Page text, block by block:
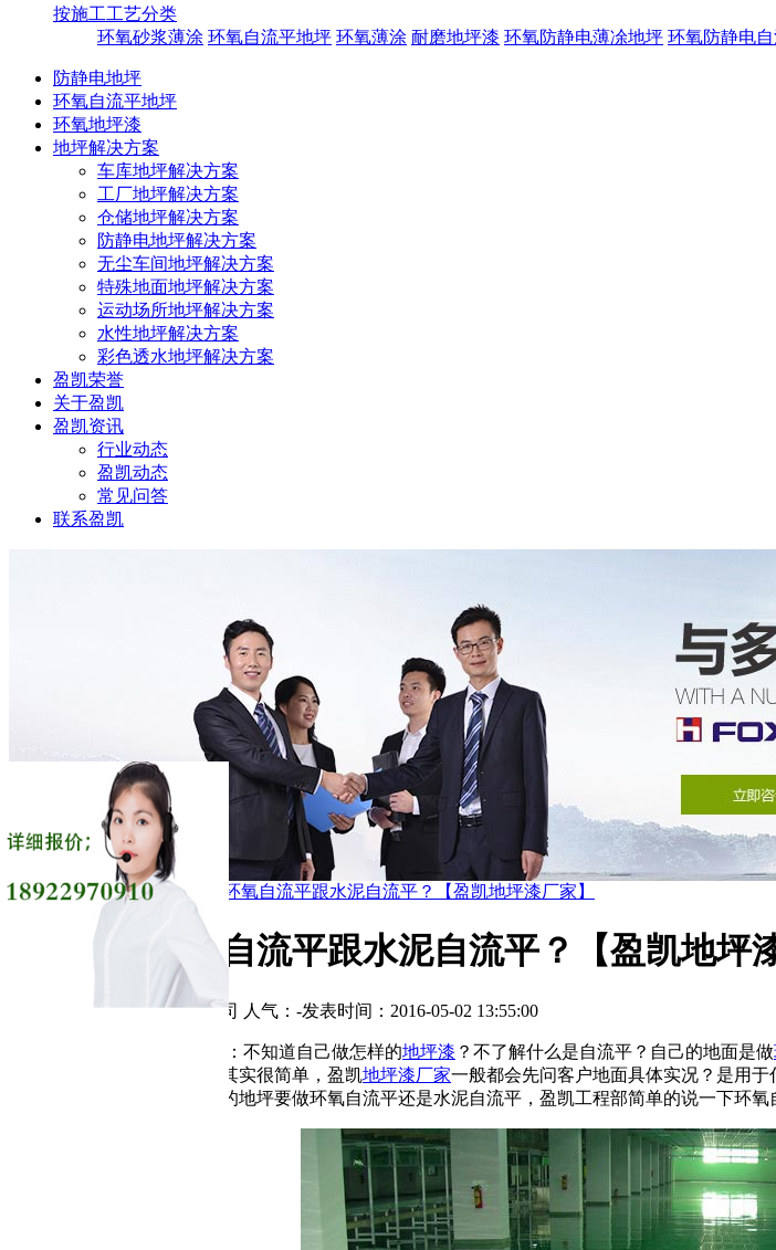
按施工工艺分类
环氧砂浆薄涂 环氧自流平地坪 环氧薄涂 耐磨地坪漆 环氧防静电薄凃地坪 环氧防静电
防静电地坪
环氧自流平地坪
环氧地坪漆
地坪解决方案
车库地坪解决方案
工厂地坪解决方案
仓储地坪解决方案
防静电地坪解决方案
无尘车间地坪解决方案
特殊地面地坪解决方案
运动场所地坪解决方案
水性地坪解决方案
彩色透水地坪解决方案
盈凯荣誉
关于盈凯
盈凯资讯
行业动态
盈凯动态
常见问答
联系盈凯
首页> 常见问答 > 如何区分环氧自流平跟水泥自流平？【盈凯地坪漆厂家】
如何区分环氧自流平跟水泥自流平？【盈凯地坪
文章出处：盈凯地坪工程公司 人气： -发表时间：2016-05-02 13:55:00
经常接到客户这样的电话：不知道自己做怎样的地坪漆 ？不了解什么是自流平？自己的地面是做
坪是做水泥还是环氧自流平其实很简单，盈凯地坪漆厂家一般都会先问客户地面具体实况？是用
为了利于客户清楚知道自己的地坪要做环氧自流平还是水泥自流平，盈凯工程部简单的说一下环氧